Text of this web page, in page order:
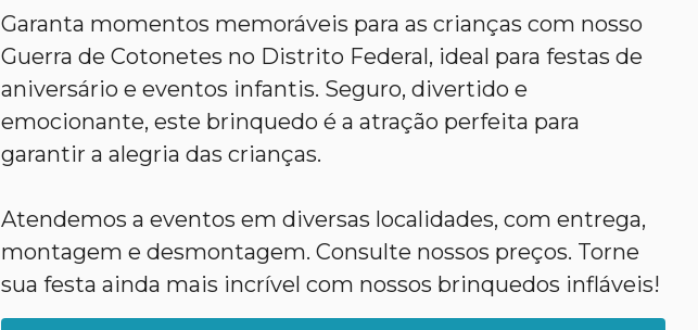
Garanta momentos memoráveis para as crianças com nosso
Guerra de Cotonetes no Distrito Federal, ideal para festas de
aniversário e eventos infantis. Seguro, divertido e
emocionante, este brinquedo é a atração perfeita para
garantir a alegria das crianças.
Atendemos a eventos em diversas localidades, com entrega,
montagem e desmontagem. Consulte nossos preços. Torne
sua festa ainda mais incrível com nossos brinquedos infláveis!